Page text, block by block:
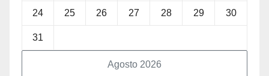
Agosto 2026
24 25 26 27 28 29 30
31